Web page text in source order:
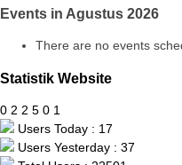
Events in Agustus 2026
There are no events
Statistik Website
0 2 2 5 0 1
Users Today : 17
Users Yesterday : 37